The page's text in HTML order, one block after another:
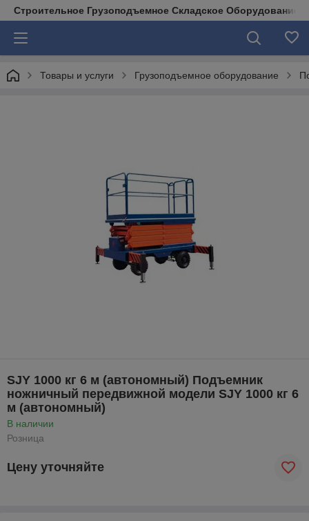
Строительное Грузоподъемное Складское Оборудование
Товары и услуги Грузоподъемное оборудование
SJY 1000 кг 6 м (автономный) Подъемник
ножничный передвижной модели SJY 1000 кг 6
м (автономный)
В наличии
Розница
Цену уточняйте